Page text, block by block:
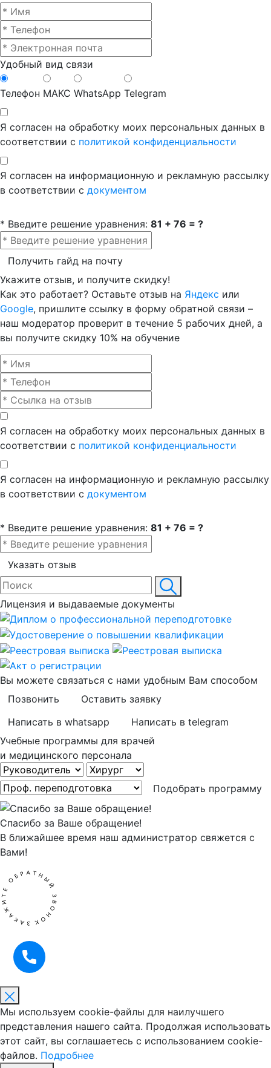
Удобный вид связи
Телефон МАКС WhatsApp Telegram
Я согласен на обработку моих персональных данных в
соответствии с политикой конфиденциальности
Я согласен на информационную и рекламную рассылку
в соответствии с документом
* Введите решение уравнения: 81 + 76 = ?
Получить гайд на почту
Укажите отзыв, и получите скидку!
Как это работает? Оставьте отзыв на Яндекс или
Google, пришлите ссылку в форму обратной связи –
наш модератор проверит в течение 5 рабочих дней, а
вы получите скидку 10% на обучение
Я согласен на обработку моих персональных данных в
соответствии с политикой конфиденциальности
Я согласен на информационную и рекламную рассылку
в соответствии с документом
* Введите решение уравнения: 81 + 76 = ?
Указать отзыв
Лицензия и выдаваемые документы
Вы можете связаться с нами удобным Вам способом
Позвонить
Оставить заявку
Написать в whatsapp
Написать в telegram
Учебные программы для врачей
и медицинского персонала
Подобрать программу
Спасибо за Ваше обращение!
В ближайшее время наш администратор свяжется с
Вами!
Мы используем cookie-файлы для наилучшего
представления нашего сайта. Продолжая использовать
этот сайт, вы соглашаетесь с использованием cookie-
файлов. Подробнее